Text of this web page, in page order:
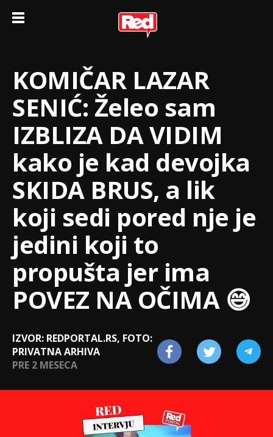
KOMIČAR LAZAR
SENIĆ: Želeo sam
IZBLIZA DA VIDIM
kako je kad devojka
SKIDA BRUS, a lik
koji sedi pored nje je
jedini koji to
propušta jer ima
POVEZ NA OČIMA 😅
IZVOR: REDPORTAL.RS, FOTO:
PRIVATNA ARHIVA
PRE 2 MESECA